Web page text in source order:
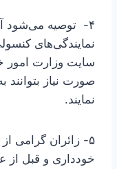
۴- توصیه می‌شود
نمایندگی‌های
سایت وزارت امور
صورت نیاز بتوانند
نمایند.
۵- زائران گرامی
خودداری و قبل از